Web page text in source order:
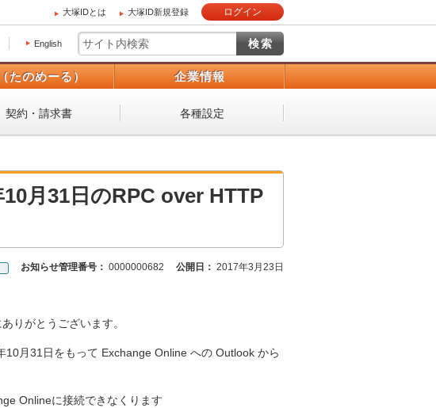
大塚IDとは 大塚ID新規登録 ログイン
English
たのめーる） 企業情報
契約・請求書 各種設定
月31日のRPC over HTTP
お知らせ管理番号： 0000000682 公開日： 2017年3月23日
りがとうございます。
月31日をもって Exchange Online への Outlook から
Onlineに接続できなくります